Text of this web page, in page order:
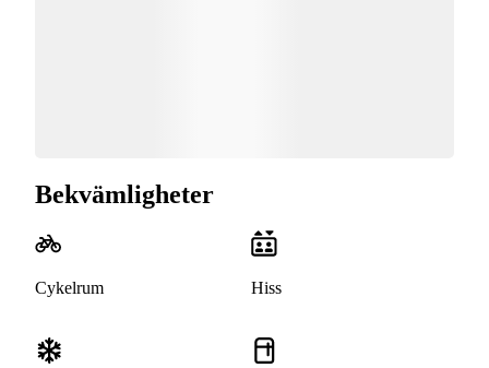
Bekvämligheter
Cykelrum Hiss